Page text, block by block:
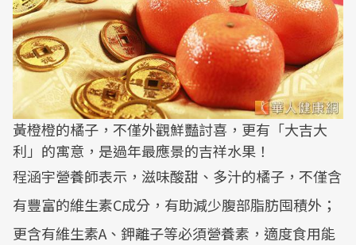
黃橙橙的橘子，不僅外觀鮮豔討喜，更有「大吉大
利」的寓意，是過年最應景的吉祥水果！
程涵宇營養師表示，滋味酸甜、多汁的橘子，不僅含
有豐富的維生素C成分，有助減少腹部脂肪囤積外；
更含有維生素A、鉀離子等必須營養素，適度食用能